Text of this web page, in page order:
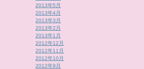
2013年5月
2013年4月
2013年3月
2013年2月
2013年1月
2012年12月
2012年11月
2012年10月
2012年9月